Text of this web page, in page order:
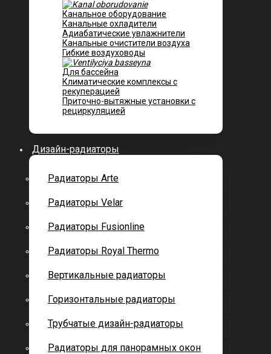
Канальное оборудование
Канальные охладители
Адиабатические увлажнители
Канальные очистители воздуха
Гибкие воздуховоды
Для бассейна
Климатические комплексы с
рекуперацией
Приточно-вытяжные установки с
рециркуляцией
Дизайн-радиаторы
Радиаторы Arte
Радиаторы Velar
Радиаторы Fusionline
Радиаторы Royal Thermo
Вертикальные радиаторы
Горизонтальные радиаторы
Трубчатые дизайн-радиаторы
Радиаторы для панорамных окон